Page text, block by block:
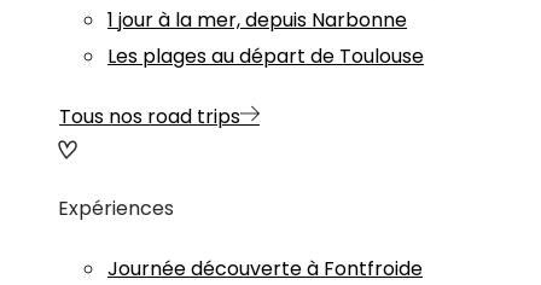
1 jour à la mer, depuis Narbonne
Les plages au départ de Toulouse
Tous nos road trips
Expériences
Journée découverte à Fontfroide